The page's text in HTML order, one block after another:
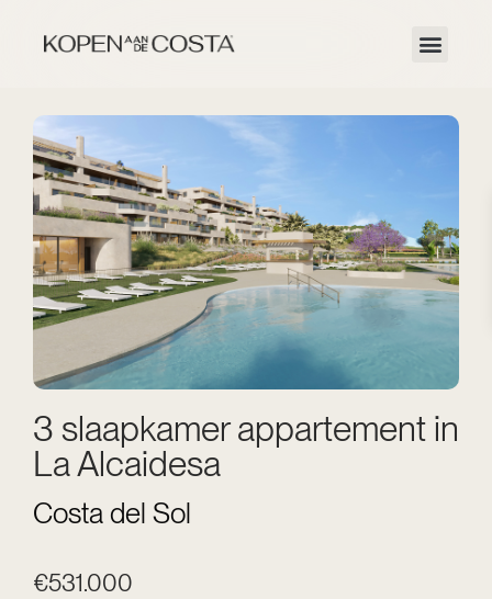
3 slaapkamer appartement in
La Alcaidesa
Costa del Sol
€531.000